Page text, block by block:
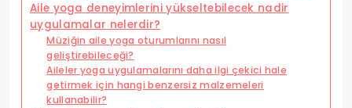
Aile yoga deneyimlerini yükseltebilecek nadir
uygulamalar nelerdir?
Müziğin aile yoga oturumlarını nasıl
geliştirebileceği?
Aileler yoga uygulamalarını daha ilgi çekici hale
getirmek için hangi benzersiz malzemeleri
kullanabilir?